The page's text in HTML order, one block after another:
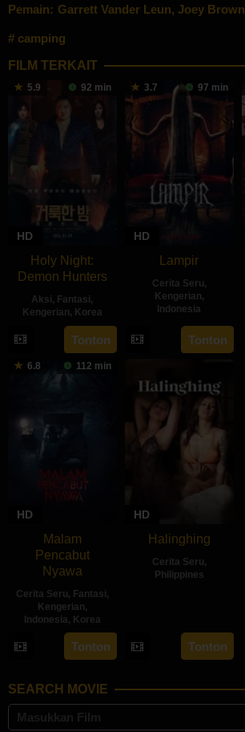
Pemain: Garrett Vander Leun, Joey Brown
camping
FILM TERKAIT
5.9 92 min
HD
Holy Night:
Demon Hunters
Aksi, Fantasi,
Kengerian, Korea
30
Apr
2025
Lim
Dae-
hee
Tonton
3.7 97 min
HD
Lampir
Cerita Seru,
Kengerian,
Indonesia
14
Feb
Kenny
Gulardi
Tonton
6.8 112 min
HD
Malam
Pencabut
Nyawa
Cerita Seru, Fantasi,
Kengerian,
Indonesia, Korea
22
May
Sidharta
Tata
Tonton
HD
Halinghing
Cerita Seru,
Philippines
2024
Tonton
SEARCH MOVIE